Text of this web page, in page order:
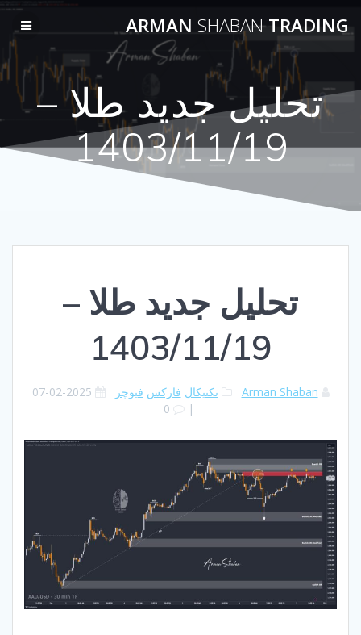
to
content
ARMAN SHABANTRADING
تحلیل جدید طلا –
1403/11/19
تحلیل جدید طلا –
1403/11/19
Arman Shaban تکنیکال فارکس فیوچر
2025-02-07
|
0